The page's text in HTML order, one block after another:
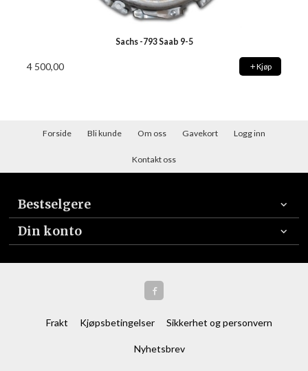
Sachs -793 Saab 9-5
4 500,00 Kjøp
Forside Bli kunde Om oss Gavekort Logg inn
Kontakt oss
Bestselgere
Din konto
Frakt Kjøpsbetingelser Sikkerhet og personvern
Nyhetsbrev